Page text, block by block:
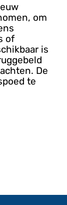
om
of
is
De
te